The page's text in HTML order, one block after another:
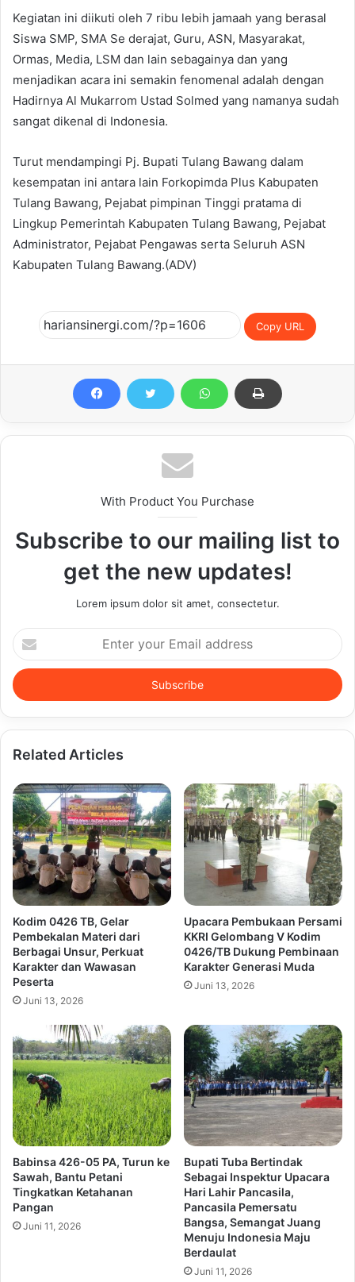
Kegiatan ini diikuti oleh 7 ribu lebih jamaah yang berasal
Siswa SMP, SMA Se derajat, Guru, ASN, Masyarakat,
Ormas, Media, LSM dan lain sebagainya dan yang
menjadikan acara ini semakin fenomenal adalah dengan
Hadirnya Al Mukarrom Ustad Solmed yang namanya sudah
sangat dikenal di Indonesia.
Turut mendampingi Pj. Bupati Tulang Bawang dalam
kesempatan ini antara lain Forkopimda Plus Kabupaten
Tulang Bawang, Pejabat pimpinan Tinggi pratama di
Lingkup Pemerintah Kabupaten Tulang Bawang, Pejabat
Administrator, Pejabat Pengawas serta Seluruh ASN
Kabupaten Tulang Bawang.(ADV)
Copy URL
With Product You Purchase
Subscribe to our mailing list to
get the new updates!
Lorem ipsum dolor sit amet, consectetur.
Enter
your
Email
address
Related Articles
Kodim 0426 TB, Gelar
Pembekalan Materi dari
Berbagai Unsur, Perkuat
Karakter dan Wawasan
Peserta
Juni 13, 2026
Upacara Pembukaan Persami
KKRI Gelombang V Kodim
0426/TB Dukung Pembinaan
Karakter Generasi Muda
Juni 13, 2026
Babinsa 426-05 PA, Turun ke
Sawah, Bantu Petani
Tingkatkan Ketahanan
Pangan
Juni 11, 2026
Bupati Tuba Bertindak
Sebagai Inspektur Upacara
Hari Lahir Pancasila,
Pancasila Pemersatu
Bangsa, Semangat Juang
Menuju Indonesia Maju
Berdaulat
Juni 11, 2026